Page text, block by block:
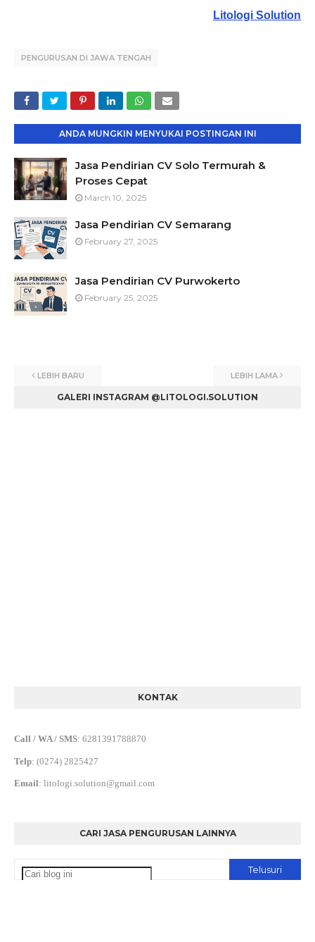
Litologi Solution
PENGURUSAN DI JAWA TENGAH
ANDA MUNGKIN MENYUKAI POSTINGAN INI
Jasa Pendirian CV Solo Termurah &
Proses Cepat
March 10, 2025
Jasa Pendirian CV Semarang
February 27, 2025
Jasa Pendirian CV Purwokerto
February 25, 2025
LEBIH BARU LEBIH LAMA
GALERI INSTAGRAM @LITOLOGI.SOLUTION
KONTAK
Call / WA / SMS: 6281391788870
Telp: (0274) 2825427
Email: litologi.solution@gmail.com
CARI JASA PENGURUSAN LAINNYA